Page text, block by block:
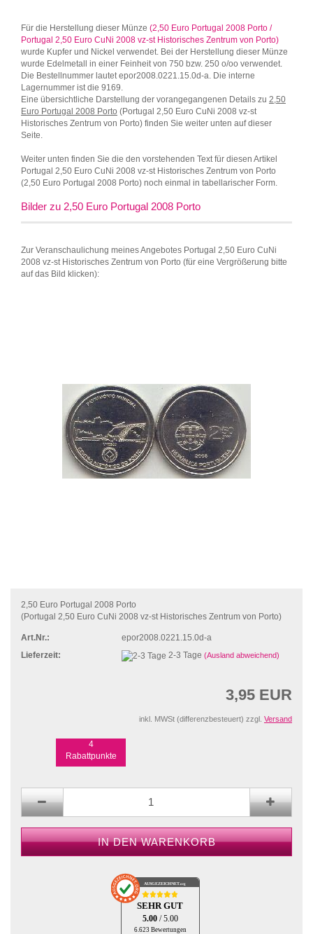
Für die Herstellung dieser Münze (2,50 Euro Portugal 2008 Porto /
Portugal 2,50 Euro CuNi 2008 vz-st Historisches Zentrum von Porto)
wurde Kupfer und Nickel verwendet. Bei der Herstellung dieser Münze
wurde Edelmetall in einer Feinheit von 750 bzw. 250 o/oo verwendet.
Die Bestellnummer lautet epor2008.0221.15.0d-a. Die interne
Lagernummer ist die 9169.
Eine übersichtliche Darstellung der vorangegangenen Details zu 2,50
Euro Portugal 2008 Porto (Portugal 2,50 Euro CuNi 2008 vz-st
Historisches Zentrum von Porto) finden Sie weiter unten auf dieser
Seite.
Weiter unten finden Sie die den vorstehenden Text für diesen Artikel
Portugal 2,50 Euro CuNi 2008 vz-st Historisches Zentrum von Porto
(2,50 Euro Portugal 2008 Porto) noch einmal in tabellarischer Form.
Bilder zu 2,50 Euro Portugal 2008 Porto
Zur Veranschaulichung meines Angebotes Portugal 2,50 Euro CuNi
2008 vz-st Historisches Zentrum von Porto (für eine Vergrößerung bitte
auf das Bild klicken):
2,50 Euro Portugal 2008 Porto
(Portugal 2,50 Euro CuNi 2008 vz-st Historisches Zentrum von Porto)
Art.Nr.:
epor2008.0221.15.0d-a
Lieferzeit:
2-3 Tage(Ausland abweichend)
3,95 EUR
inkl. MWSt (differenzbesteuert) zzgl. Versand
4
Rabattpunkte
AUSGEZEICHNET.org
SEHR GUT
5.00 / 5.00
6.623 Bewertungen